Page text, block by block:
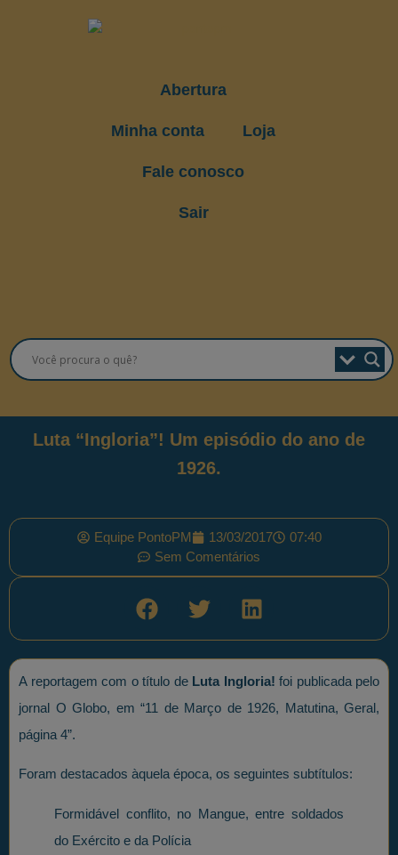
Abertura
Minha conta Loja
Fale conosco
Sair
Luta “Ingloria”! Um episódio do ano de
1926.
Equipe PontoPM 13/03/2017
07:40
Sem Comentários
A reportagem com o título de Luta Ingloria! foi publicada pelo
jornal O Globo, em “11 de Março de 1926, Matutina, Geral,
página 4”.
Foram destacados àquela época, os seguintes subtítulos:
Formidável conflito, no Mangue, entre soldados
do Exército e da Polícia